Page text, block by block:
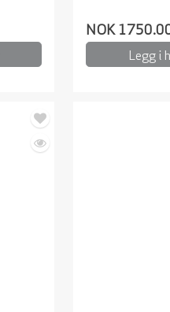
NOK
Legg i